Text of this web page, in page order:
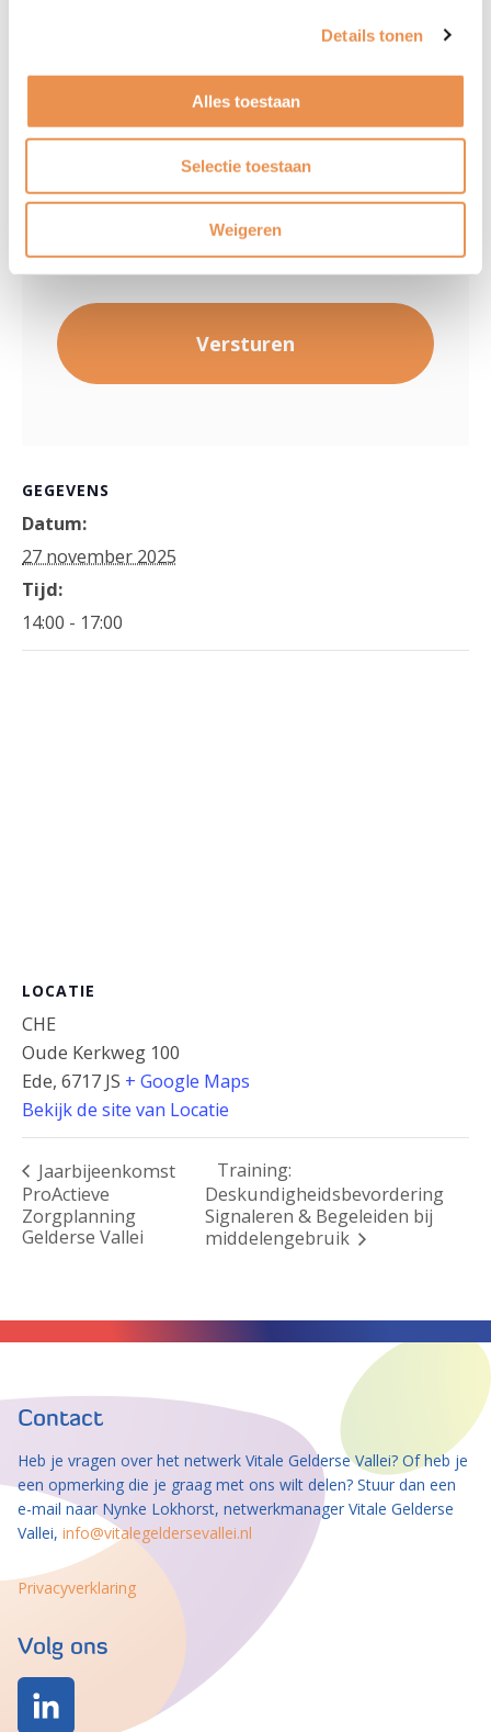
Details tonen
Alles toestaan
Selectie toestaan
Weigeren
CAPTCHA
(Vereist)
Ik ga akkoord met hetprivacybeleid.
GEGEVENS
Datum:
27 november 2025
Tijd:
14:00 - 17:00
LOCATIE
CHE
Oude Kerkweg 100
Ede, 6717 JS + Google Maps
Bekijk de site van Locatie
Jaarbijeenkomst
ProActieve
Zorgplanning
Gelderse Vallei
Training:
Deskundigheidsbevordering
Signaleren & Begeleiden bij
middelengebruik
Contact
Heb je vragen over het netwerk Vitale Gelderse Vallei? Of heb je
een opmerking die je graag met ons wilt delen? Stuur dan een
e-mail naar Nynke Lokhorst, netwerkmanager Vitale Gelderse
Vallei, info@vitalegeldersevallei.nl
Privacyverklaring
Volg ons